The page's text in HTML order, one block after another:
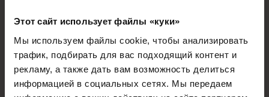
Этот сайт использует файлы «куки»
Мы используем файлы cookie, чтобы анализировать
трафик, подбирать для вас подходящий контент и
рекламу, а также дать вам возможность делиться
информацией в социальных сетях. Мы передаем
ВВЕДИТЕ СВОИ КОНТАКТНЫЕ ДАННЫЕ,
МЫ ВАМ ПЕРЕЗВОНИМ